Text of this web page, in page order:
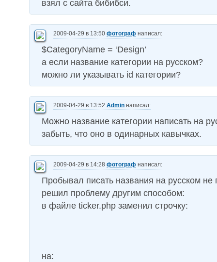
взял с сайта бибибси.
2009-04-29 в 13:50 фотограф написал:
$CategoryName = ‘Design’
а если название категории на русском?
можно ли указывать id категории?
2009-04-29 в 13:52 Admin написал:
Можно название категории написать на
забыть, что оно в одинарных кавычках.
2009-04-29 в 14:28 фотограф написал:
Пробывал писать названия на русском не
решил проблему другим способом:
в файле ticker.php заменил строчку:
на: